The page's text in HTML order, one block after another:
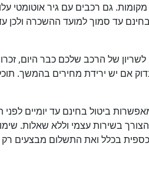
חשוב לא לחכות עם ההזמנה, מכיוון שההיצע עלול להגמר אם אתם מחפשים רכב גדול עם 7 או 9 מקומות.
עד סמוך למועד ההשכרה ולכן
של הרכב שלכם כבר היום,
אם יש ירידת מחירים בהמשך.
ביטול בחינם עד יומיים לפני
בשירות עצמי וללא שאלות.
בכלל ואת התשלום מבצעים